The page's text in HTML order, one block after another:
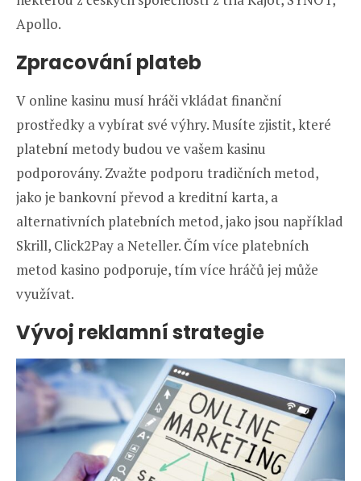
Apollo.
Zpracování plateb
V online kasinu musí hráči vkládat finanční
prostředky a vybírat své výhry. Musíte zjistit, které
platební metody budou ve vašem kasinu
podporovány. Zvažte podporu tradičních metod,
jako je bankovní převod a kreditní karta, a
alternativních platebních metod, jako jsou například
Skrill, Click2Pay a Neteller. Čím více platebních
metod kasino podporuje, tím více hráčů jej může
využívat.
Vývoj reklamní strategie